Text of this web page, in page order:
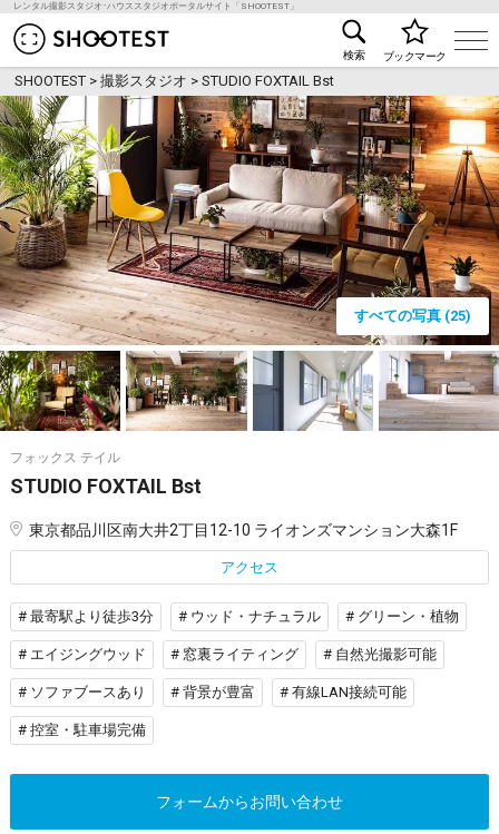
レンタル撮影スタジオ･ハウススタジオポータルサイト「SHOOTEST」
レンタル撮影スタジオ･ハウススタジオ検索の
検索 ブックマーク
SHOOTEST >撮影スタジオ >STUDIO FOXTAIL Bst
すべての写真 (25)
フォックス テイル
STUDIO FOXTAIL Bst
東京都品川区南大井2丁目12-10 ライオンズマンション大森1F
アクセス
# 最寄駅より徒歩3分 # ウッド・ナチュラル # グリーン・植物
# エイジングウッド # 窓裏ライティング # 自然光撮影可能
# ソファブースあり # 背景が豊富 # 有線LAN接続可能
# 控室・駐車場完備
フォームからお問い合わせ